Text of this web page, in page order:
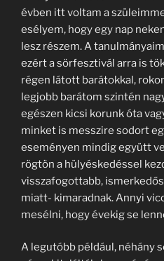
évben itt voltam a
esélyem, hogy egy nap
lesz részem. A
ezért a sörfesztivál arra is
régen látott barátokkal,
legjobb barátom szintén
egészen kicsi korunk óta
minket is messzire sodort
eseményen mindig együtt
rögtön a hülyéskedéssel
visszafogottabb,
miatt- kimaradnak. Annyi
mesélni, hogy évekig se
A legutóbb például, néhány